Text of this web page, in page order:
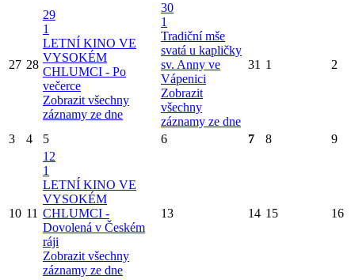
27 28
29
1
LETNÍ KINO VE
VYSOKÉM
CHLUMCI - Po
večerce
Zobrazit všechny
záznamy ze dne
30
1
Tradiční mše
svatá u kapličky
sv. Anny ve
Vápenici
Zobrazit
všechny
záznamy ze dne
31 1 2
3 4 5 6 7 8 9
10 11
12
1
LETNÍ KINO VE
VYSOKÉM
CHLUMCI -
Dovolená v Českém
ráji
Zobrazit všechny
záznamy ze dne
13 14 15 16